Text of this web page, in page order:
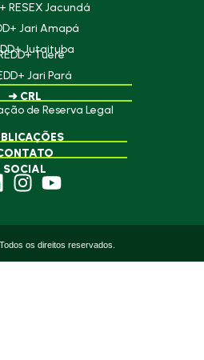
RESEX Jacundá
Jari Amapá
Jutaituba
Tueré
Jari Pará
➜ CRL
de Reserva Legal
SOCIAL
os direitos reservados.